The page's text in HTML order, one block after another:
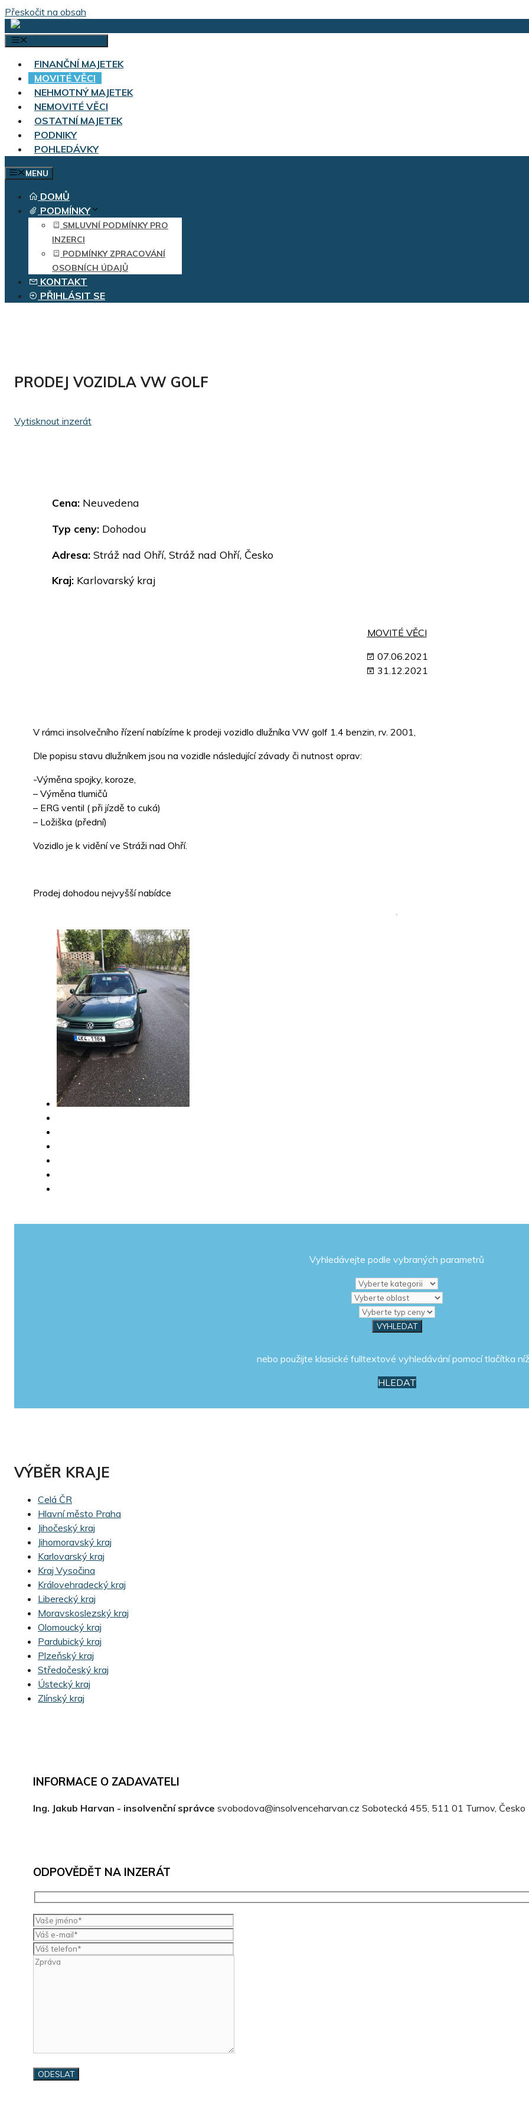
Přeskočit na obsah
FINANČNÍ MAJETEK
MOVITÉ VĚCI
NEHMOTNÝ MAJETEK
NEMOVITÉ VĚCI
OSTATNÍ MAJETEK
PODNIKY
POHLEDÁVKY
MENU
DOMŮ
PODMÍNKY
SMLUVNÍ PODMÍNKY PRO
INZERCI
PODMÍNKY ZPRACOVÁNÍ
OSOBNÍCH ÚDAJŮ
KONTAKT
PŘIHLÁSIT SE
PRODEJ VOZIDLA VW GOLF
Vytisknout inzerát
Cena: Neuvedena
Typ ceny: Dohodou
Adresa: Stráž nad Ohří, Stráž nad Ohří, Česko
Kraj: Karlovarský kraj
MOVITÉ VĚCI
07.06.2021
31.12.2021
V rámci insolvečního řízení nabízíme k prodeji vozidlo dlužníka VW golf 1.4 benzin, rv. 2001,
Dle popisu stavu dlužníkem jsou na vozidle následující závady či nutnost oprav:
-Výměna spojky, koroze,
– Výměna tlumičů
– ERG ventil ( při jízdě to cuká)
– Ložiška (přední)
Vozidlo je k vidění ve Stráži nad Ohří.
Prodej dohodou nejvyšší nabídce
Vyhledávejte podle vybraných parametrů
nebo použijte klasické fulltextové vyhledávání pomocí tlačítka
HLEDAT
VÝBĚR KRAJE
Celá ČR
Hlavní město Praha
Jihočeský kraj
Jihomoravský kraj
Karlovarský kraj
Kraj Vysočina
Královehradecký kraj
Liberecký kraj
Moravskoslezský kraj
Olomoucký kraj
Pardubický kraj
Plzeňský kraj
Středočeský kraj
Ústecký kraj
Zlínský kraj
INFORMACE O ZADAVATELI
Ing. Jakub Harvan - insolvenční správce svobodova@insolvenceharvan.cz Sobotecká 455, 511 01 Turnov, Česko
ODPOVĚDĚT NA INZERÁT